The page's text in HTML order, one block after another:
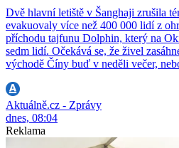
Dvě hlavní letiště v Šanghaji zrušila
evakuovaly více než 400 000 lidí z
příchodu tajfunu Dolphin, který na
sedm lidí. Očekává se, že živel
východě Číny buď v neděli večer,
Aktuálně.cz - Zprávy
dnes, 08:04
Reklama